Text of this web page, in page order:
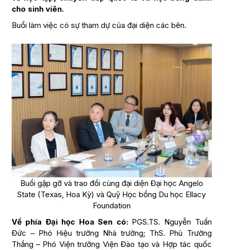
cho sinh viên.
Buổi làm việc có sự tham dự của đại diện các bên.
Buổi gặp gỡ và trao đổi cùng đại diện Đại học Angelo
State (Texas, Hoa Kỳ) và Quỹ Học bổng Du học Ellacy
Foundation
Về phía Đại học Hoa Sen có:PGS.TS. Nguyễn Tuấn
Đức – Phó Hiệu trưởng Nhà trường; ThS. Phù Trường
Thắng – Phó Viện trưởng Viện Đào tạo và Hợp tác quốc